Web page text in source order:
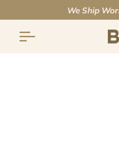
directamente
contenido
We Ship